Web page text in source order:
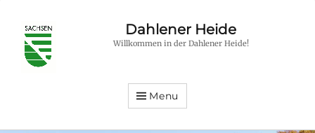
Dahlener Heide
Willkommen in der Dahlener Heide!
Menu